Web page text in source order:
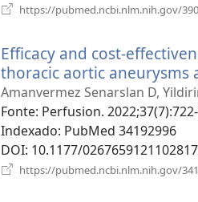
https://pubmed.ncbi.nlm.nih.gov/
Efficacy and cost-
thoracic aortic aneurysms
Amanvermez Senarslan D,
Fonte‎: Perfusion.
Indexado‎: PubMed 34192996
DOI‎: 10.1177/
https://pubmed.ncbi.nlm.nih.gov/